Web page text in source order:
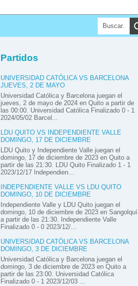
Partidos
UNIVERSIDAD CATÓLICA VS BARCELONA
JUEVES, 2 DE MAYO
Universidad Católica y Barcelona juegan el
jueves, 2 de mayo de 2024 en Quito a partir de
las 00:00. Universidad Católica Finalizado 0 - 1
2024/05/02 Barcel...
LDU QUITO VS INDEPENDIENTE VALLE
DOMINGO, 17 DE DICIEMBRE
LDU Quito y Independiente Valle juegan el
domingo, 17 de diciembre de 2023 en Quito a
partir de las 21:30. LDU Quito Finalizado 1 - 1
2023/12/17 Independien...
INDEPENDIENTE VALLE VS LDU QUITO
DOMINGO, 10 DE DICIEMBRE
Independiente Valle y LDU Quito juegan el
domingo, 10 de diciembre de 2023 en Sangolquí
a partir de las 21:30. Independiente Valle
Finalizado 0 - 0 2023/12/...
UNIVERSIDAD CATÓLICA VS BARCELONA
DOMINGO, 3 DE DICIEMBRE
Universidad Católica y Barcelona juegan el
domingo, 3 de diciembre de 2023 en Quito a
partir de las 23:00. Universidad Católica
Finalizado 0 - 1 2023/12/03 ...